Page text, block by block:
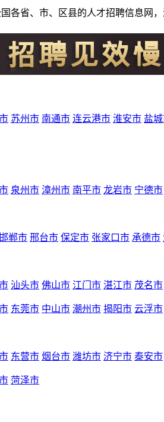
各省、市、区县的人才招聘信息
苏州市 南通市 连云港市 淮安市 盐
泉州市 漳州市 南平市 龙岩市 宁德市
郸市 邢台市 保定市 张家口市 承德市
汕头市 佛山市 江门市 湛江市 茂名市
东莞市 中山市 潮州市 揭阳市 云浮市
东营市 烟台市 潍坊市 济宁市 泰安市
菏泽市